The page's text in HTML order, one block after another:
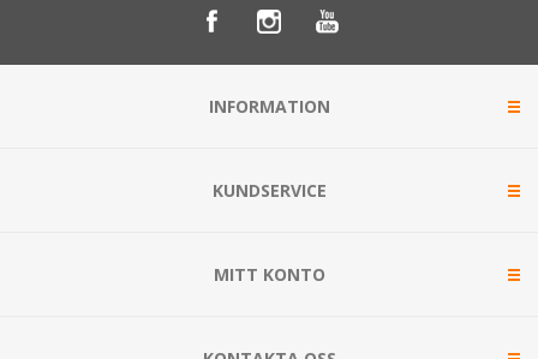
INFORMATION
KUNDSERVICE
MITT KONTO